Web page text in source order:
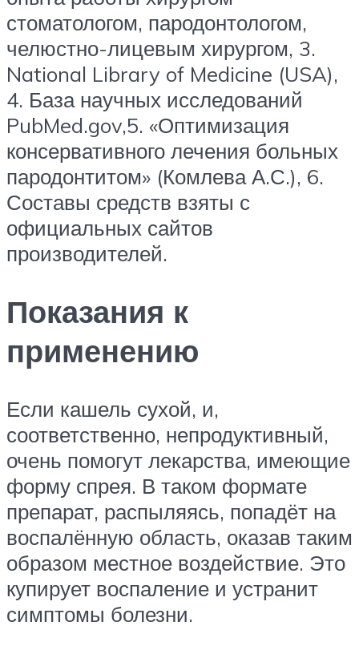
стоматологом, пародонтологом,
челюстно-лицевым хирургом, 3.
National Library of Medicine (USA),
4. База научных исследований
PubMed.gov,5. «Оптимизация
консервативного лечения больных
пародонтитом» (Комлева А.С.), 6.
Составы средств взяты с
официальных сайтов
производителей.
Показания к
применению
Если кашель сухой, и,
соответственно, непродуктивный,
очень помогут лекарства, имеющие
форму спрея. В таком формате
препарат, распыляясь, попадёт на
воспалённую область, оказав таким
образом местное воздействие. Это
купирует воспаление и устранит
симптомы болезни.